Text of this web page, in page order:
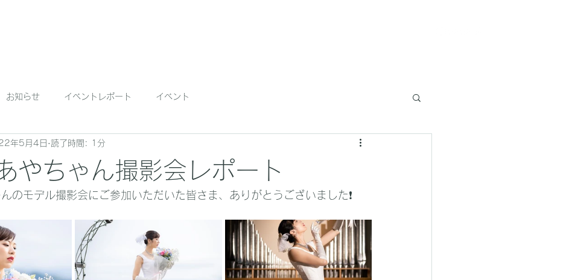
お知らせ イベントレポート イベント
ちゃん撮影会レポート
年5月4日 読了時間: 1分
のモデル撮影会にご参加いただいた皆さま、ありがとうございました❗